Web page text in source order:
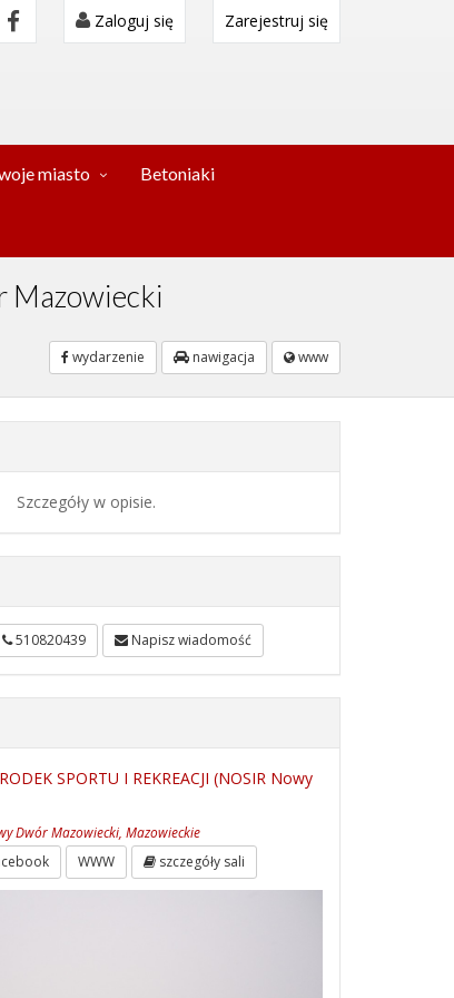
Zaloguj się Zarejestruj się
miasto Betoniaki
Mazowiecki
wydarzenie nawigacja www
Szczegóły w opisie.
510820439 Napisz wiadomość
SPORTU I REKREACJI (NOSIR Nowy
Dwór Mazowiecki, Mazowieckie
WWW szczegóły sali